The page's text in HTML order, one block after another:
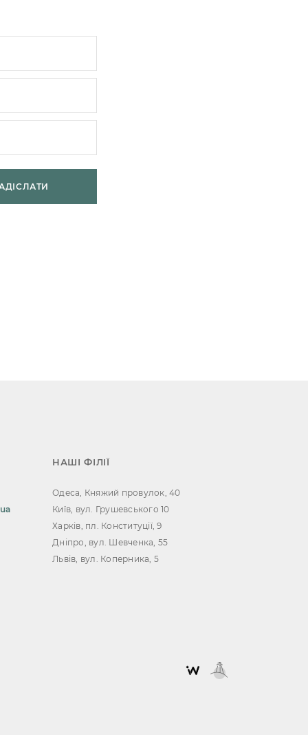
НАШІ ФІЛІЇ
Одеса, Княжий провулок, 40
Київ, вул. Грушевського 10
Харків, пл. Конституції, 9
Дніпро, вул. Шевченка, 55
Львів, вул. Коперника, 5